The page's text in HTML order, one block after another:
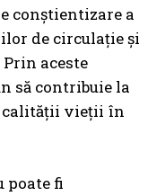
conștientizare a
de circulație și
aceste
să contribuie la
calității vieții în
poate fi